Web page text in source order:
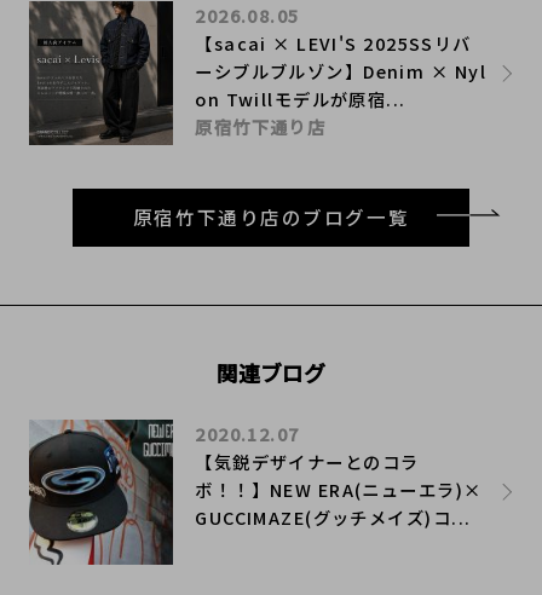
【sacai × LEVI'S 2025SSリバ
ーシブルブルゾン】Denim × Nyl
on Twillモデルが原宿...
2026.08.05
原宿竹下通り店
原宿竹下通り店のブログ一覧
関連ブログ
【気鋭デザイナーとのコラ
ボ！！】NEW ERA(ニューエラ)×
GUCCIMAZE(グッチメイズ)コ...
2020.12.07